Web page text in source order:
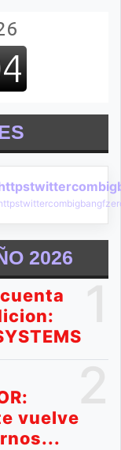
2026
vuelve